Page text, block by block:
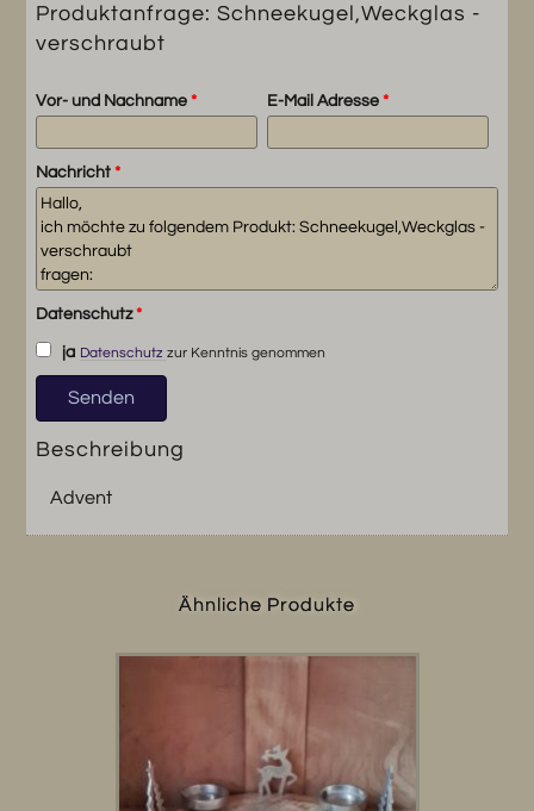
Produktanfrage: Schneekugel,Weckglas -
verschraubt
Vor- und Nachname* E-Mail Adresse *
Nachricht*
Datenschutz*
ja Datenschutz zur Kenntnis genommen
Beschreibung
Advent
Ähnliche Produkte